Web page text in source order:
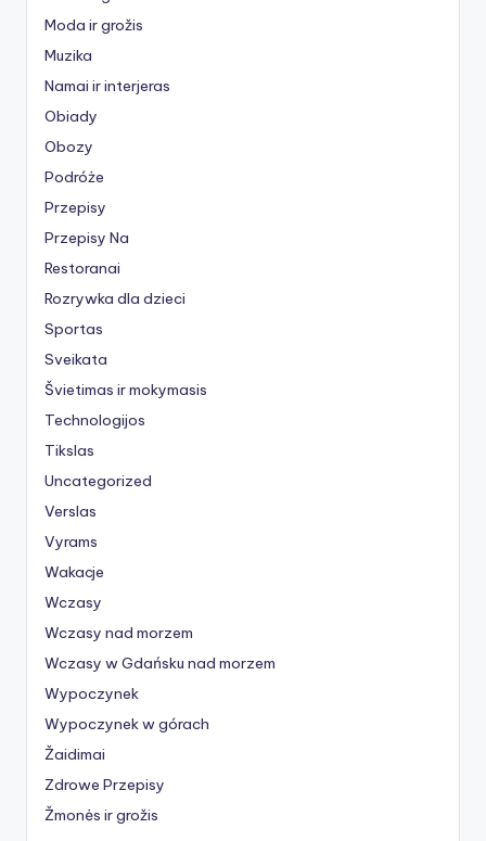
Moda ir grožis
Muzika
Namai ir interjeras
Obiady
Obozy
Podróże
Przepisy
Przepisy Na
Restoranai
Rozrywka dla dzieci
Sportas
Sveikata
Švietimas ir mokymasis
Technologijos
Tikslas
Uncategorized
Verslas
Vyrams
Wakacje
Wczasy
Wczasy nad morzem
Wczasy w Gdańsku nad morzem
Wypoczynek
Wypoczynek w górach
Žaidimai
Zdrowe Przepisy
Žmonės ir grožis